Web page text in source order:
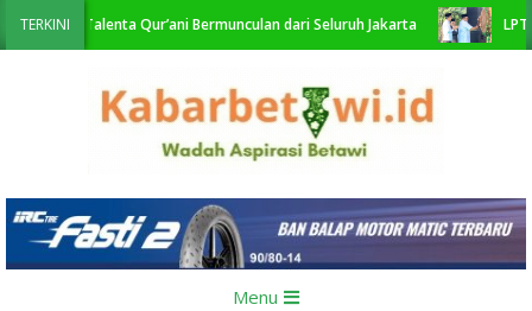
Skip
to
TERKINI
Talenta Qur’ani Bermunculan dari Seluruh Jakarta LPTQ DKI
KabarBetawi.id
Menu